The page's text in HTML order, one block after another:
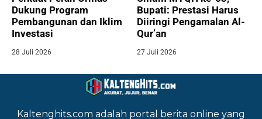
Dukung Program
Pembangunan dan Iklim
Investasi
28 Juli 2026
Bupati: Prestasi Harus
Diiringi Pengamalan Al-
Qur’an
27 Juli 2026
Kaltenghits.com adalah portal berita online yang